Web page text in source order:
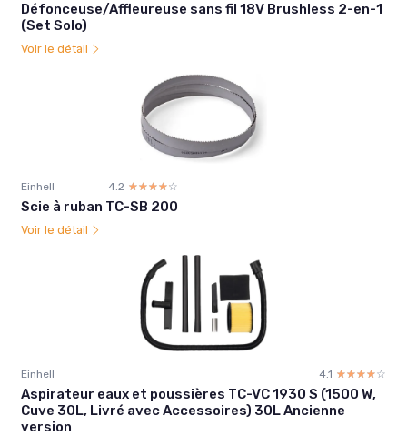
Défonceuse/Affleureuse sans fil 18V Brushless 2-en-1
(Set Solo)
Voir le détail
Einhell 4.2 ☆☆☆☆☆
★★★★★
Scie à ruban TC-SB 200
Voir le détail
Einhell 4.1 ☆☆☆☆☆
★★★★★
Aspirateur eaux et poussières TC-VC 1930 S (1500 W,
Cuve 30L, Livré avec Accessoires) 30L Ancienne
version